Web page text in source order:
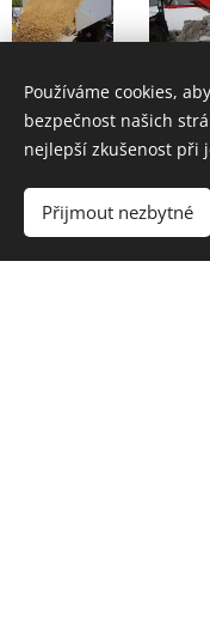
Používáme cookies,
bezpečnost našich
nejlepší zkušenost při
Přijmout nezbytné